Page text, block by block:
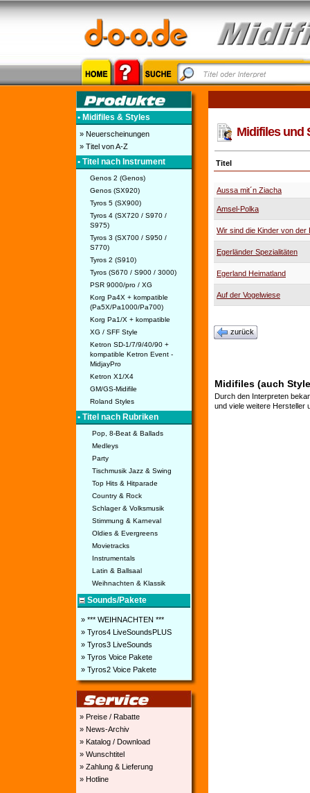
• Midifiles & Styles
» Neuerscheinungen
» Titel von A-Z
• Titel nach Instrument
Genos 2 (Genos)
Genos (SX920)
Tyros 5 (SX900)
Tyros 4 (SX720 / S970 /
S975)
Tyros 3 (SX700 / S950 /
S770)
Tyros 2 (S910)
Tyros (S670 / S900 / 3000)
PSR 9000/pro / XG
Korg Pa4X + kompatible
(Pa5X/Pa1000/Pa700)
Korg Pa1/X + kompatible
XG / SFF Style
Ketron SD-1/7/9/40/90 +
kompatible Ketron Event -
MidjayPro
Ketron X1/X4
GM/GS-Midifile
Roland Styles
• Titel nach Rubriken
Pop, 8-Beat & Ballads
Medleys
Party
Tischmusik Jazz & Swing
Top Hits & Hitparade
Country & Rock
Schlager & Volksmusik
Stimmung & Karneval
Oldies & Evergreens
Movietracks
Instrumentals
Latin & Ballsaal
Weihnachten & Klassik
Sounds/Pakete
» *** WEIHNACHTEN ***
» Tyros4 LiveSoundsPLUS
» Tyros3 LiveSounds
» Tyros Voice Pakete
» Tyros2 Voice Pakete
» Preise / Rabatte
» News-Archiv
» Katalog / Download
» Wunschtitel
» Zahlung & Lieferung
» Hotline
Midifiles und
Titel
Aussa mit´n Ziacha
Amsel-Polka
Wir sind die Kinder von der
Egerländer Spezialitäten
Egerland Heimatland
Auf der Vogelwiese
zurück
Midifiles (auch
Durch den Interpreten
und viele weitere Hersteller